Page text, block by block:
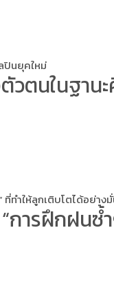
ปินยุคใหม่
วตนในฐาน
ทำให้ลูกเติบโตได้อย่าง
ารฝึกฝนซ้